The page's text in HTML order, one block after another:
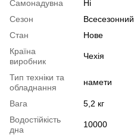
Самонадувна
Ні
Сезон
Всесезонний
Стан
Нове
Країна
виробник
Чехія
Тип техніки та
обладнання
намети
Вага
5,2 кг
Водостійкість
дна
10000